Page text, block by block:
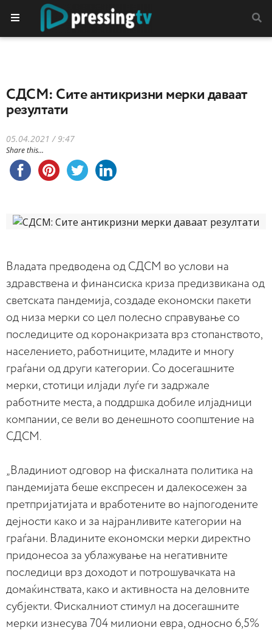
СДСМ: Сите антикризни мерки даваат
резултати
05.04.2021 / 9:47
Share this...
Владата предводена од СДСМ во услови на
здравствена и финансиска криза предизвикана од
светската пандемија, создаде економски пакети
од низа мерки со цел полесно справување со
последиците од коронакризата врз стопанството,
населението, работниците, младите и многу
граѓани од други категории. Со досегашните
мерки, стотици илјади луѓе ги задржале
работните места, а поддршка добиле илјадници
компании, се вели во денешното соопштение на
СДСМ.
„Владиниот одговор на фискалната политика на
пандемијата беше експресен и далекосежен за
претпријатијата и вработените во најпогодените
дејности како и за најранливите категории на
граѓани. Владините економски мерки директно
придонесоа за ублажување на негативните
последици врз доходот и потрошувачката на
домаќинствата, како и активноста на деловните
субјекти. Фискалниот стимул на досегашните
мерки изнесува 704 милиони евра, односно 6,5%